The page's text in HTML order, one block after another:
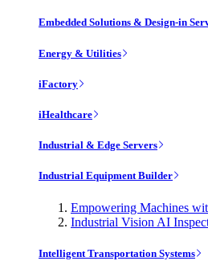
Embedded Solutions & Design-in
Energy & Utilities
iFactory
iHealthcare
Industrial & Edge Servers
Industrial Equipment Builder
Empowering Machines
Industrial Vision AI
Intelligent Transportation Systems